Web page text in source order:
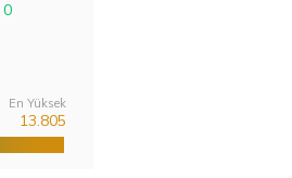
0
En Yüksek
13.805